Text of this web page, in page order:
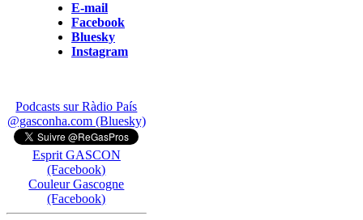
E-mail
Facebook
Bluesky
Instagram
Podcasts sur Ràdio País
@gasconha.com (Bluesky)
Esprit GASCON
(Facebook)
Couleur Gascogne
(Facebook)